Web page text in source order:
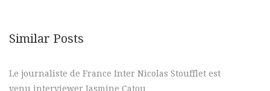
Similar Posts
Le journaliste de France Inter Nicolas Stoufflet est
venu interviewer Jasmine Catou